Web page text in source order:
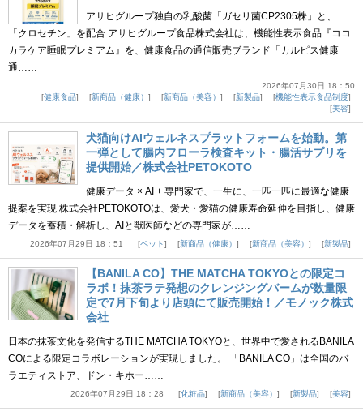
アサヒグループ独自の乳酸菌「ガセリ菌CP2305株」と、
「クロセチン」を配合 アサヒグループ食品株式会社は、機能性表示食品『ココ
カラケア睡眠プレミアム』を、健康食品の通信販売ブランド「カルピス健康
通……
2026年07月30日 18：50
健康食品
新商品（健康） 新商品（美容） 新製品
機能性表示食品制度
美容
犬猫向けAIウェルネスプラットフォームを始動。第
一弾として腸内フローラ検査キット・腸活サプリを
提供開始／株式会社PETOKOTO
健康データ × AI + 専門家で、一生に、一匹一匹に最適な健康
提案を実現 株式会社PETOKOTOは、愛犬・愛猫の健康寿命延伸を目指し、健康
データを蓄積・解析し、AIと獣医師などの専門家が……
2026年07月29日 18：51 ペット 新商品（健康） 新商品（美容） 新製品
【BANILA CO】THE MATCHA TOKYOとの限定コ
ラボ！抹茶ラテ発想のクレンジングバームが数量限
定で7月下旬より店頭にて販売開始！／モノック株式
会社
日本の抹茶文化を発信するTHE MATCHA TOKYOと、世界中で愛されるBANILA
COによる限定コラボレーションが実現しました。 「BANILA CO」は全国のバ
ラエティストア、ドン・キホー……
2026年07月29日 18：28 化粧品 新商品（美容） 新製品 美容